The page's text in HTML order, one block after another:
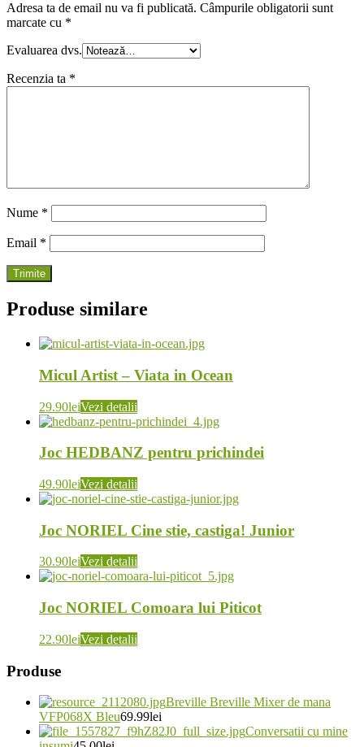
Adresa ta de email nu va fi publicată. Câmpurile obligatorii sunt
marcate cu *
Evaluarea dvs.
Recenzia ta *
Nume *
Email *
Produse similare
Micul Artist – Viata in Ocean
29.90leiVezi detalii
Joc HEDBANZ pentru prichindei
49.90leiVezi detalii
Joc NORIEL Cine stie, castiga! Junior
30.90leiVezi detalii
Joc NORIEL Comoara lui Piticot
22.90leiVezi detalii
Produse
Breville Breville Mixer de mana
VFP068X Bleu69.99lei
Conversatii cu mine